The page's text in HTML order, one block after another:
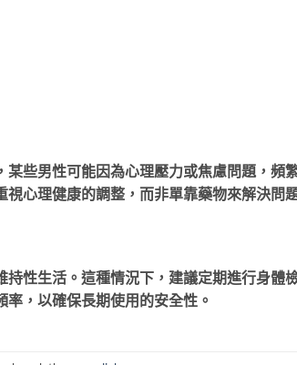
某些男性可能因為心理壓力或焦慮問題，頻
心理健康的調整，而非單靠藥物來解決問
性生活。這種情況下，建議定期進行身體
，以確保長期使用的安全性。